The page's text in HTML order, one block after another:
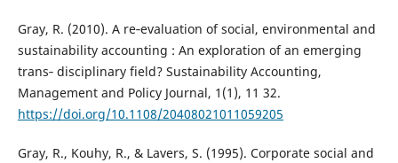
Gray, R. (2010). A re‐evaluation of social, environmental and
sustainability accounting : An exploration of an emerging
trans‐ disciplinary field? Sustainability Accounting,
Management and Policy Journal, 1(1), 11 32.
https://doi.org/10.1108/20408021011059205
Gray, R., Kouhy, R., & Lavers, S. (1995). Corporate social and